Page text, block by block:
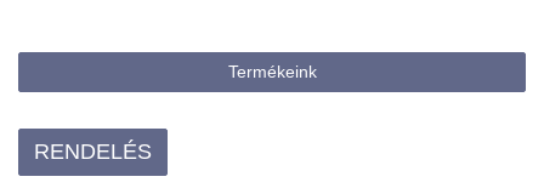
Termékeink
RENDELÉS